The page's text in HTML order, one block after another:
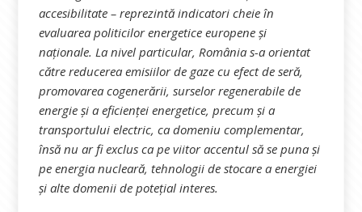
accesibilitate – reprezintă indicatori cheie în
evaluarea politicilor energetice europene și
naționale. La nivel particular, România s-a orientat
către reducerea emisiilor de gaze cu efect de seră,
promovarea cogenerării, surselor regenerabile de
energie și a eficienței energetice, precum și a
transportului electric, ca domeniu complementar,
însă nu ar fi exclus ca pe viitor accentul să se puna și
pe energia nucleară, tehnologii de stocare a energiei
și alte domenii de potețial interes.